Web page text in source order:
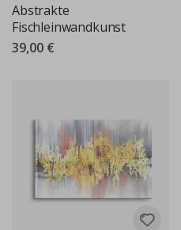
Abstrakte
Fischleinwandkunst
39,00 €